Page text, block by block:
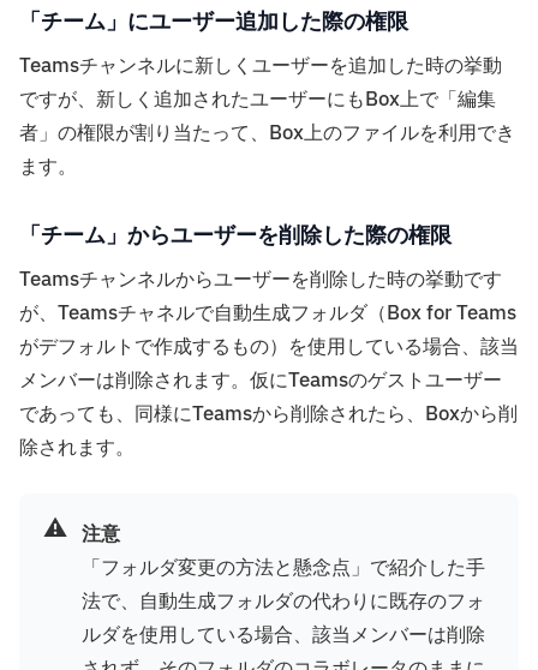
「チーム」にユーザー追加した際の権限
Teamsチャンネルに新しくユーザーを追加した時の挙動
ですが、新しく追加されたユーザーにもBox上で「編集
者」の権限が割り当たって、Box上のファイルを利用でき
ます。
「チーム」からユーザーを削除した際の権限
Teamsチャンネルからユーザーを削除した時の挙動です
が、Teamsチャネルで自動生成フォルダ（Box for Teams
がデフォルトで作成するもの）を使用している場合、該当
メンバーは削除されます。仮にTeamsのゲストユーザー
であっても、同様にTeamsから削除されたら、Boxから削
除されます。
⚠️ 注意
「フォルダ変更の方法と懸念点」で紹介した手
法で、自動生成フォルダの代わりに既存のフォ
ルダを使用している場合、該当メンバーは削除